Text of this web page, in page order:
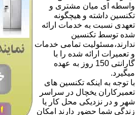
واسطه ای میان مشتری و
تکنسین داشته و هیچگونه
تعهدی نسبت به خدمات ارائه
شده توسط تکنسین
ندارند،مسئولیت تمامی خدمات
و تعمیرات ارائه شده را با
گارانتی 150 روز به عهده
میگیرد.
با توجه به اینکه تکنسین های
تعمیرکاران یخچال در سراسر
شهر و در نزدیکی محل کار یا
زندگی شما حضور دارند امکان